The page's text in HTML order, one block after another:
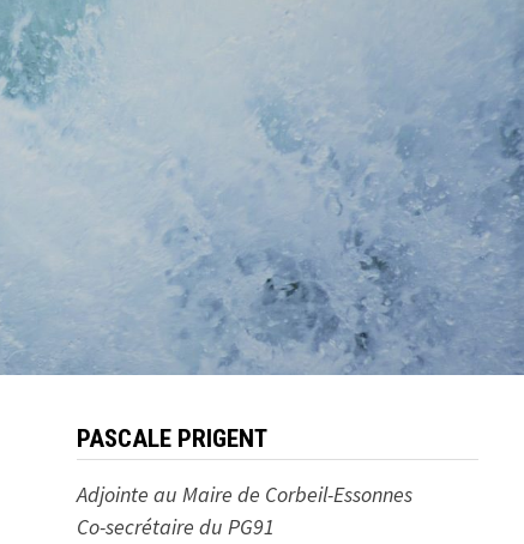
PASCALE PRIGENT
Adjointe au Maire de Corbeil-Essonnes
Co-secrétaire du PG91